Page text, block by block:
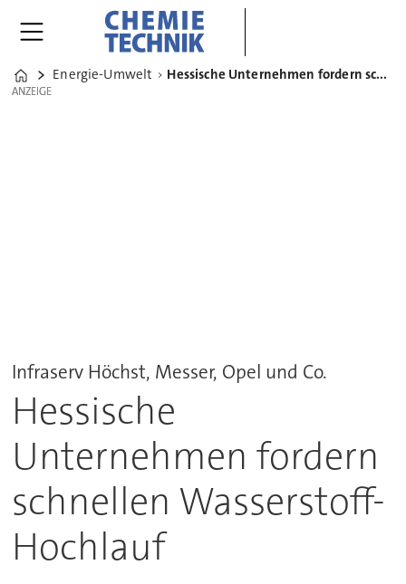
Home
Energie-Umwelt Hessische Unternehmen fordern schnellen Wasserstoff-Hochlauf
ANZEIGE
ANZEIGE
Infraserv Höchst, Messer, Opel und Co.
Hessische
Unternehmen fordern
schnellen Wasserstoff-
Hochlauf